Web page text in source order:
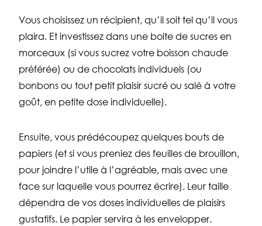
Vous choisissez un récipient, qu’il soit tel qu’il vous
plaira. Et investissez dans une boite de sucres en
morceaux (si vous sucrez votre boisson chaude
préférée) ou de chocolats individuels (ou
bonbons ou tout petit plaisir sucré ou salé à votre
goût, en petite dose individuelle).
Ensuite, vous prédécoupez quelques bouts de
papiers (et si vous preniez des feuilles de brouillon,
pour joindre l’utile à l’agréable, mais avec une
face sur laquelle vous pourrez écrire). Leur taille
dépendra de vos doses individuelles de plaisirs
gustatifs. Le papier servira à les envelopper.